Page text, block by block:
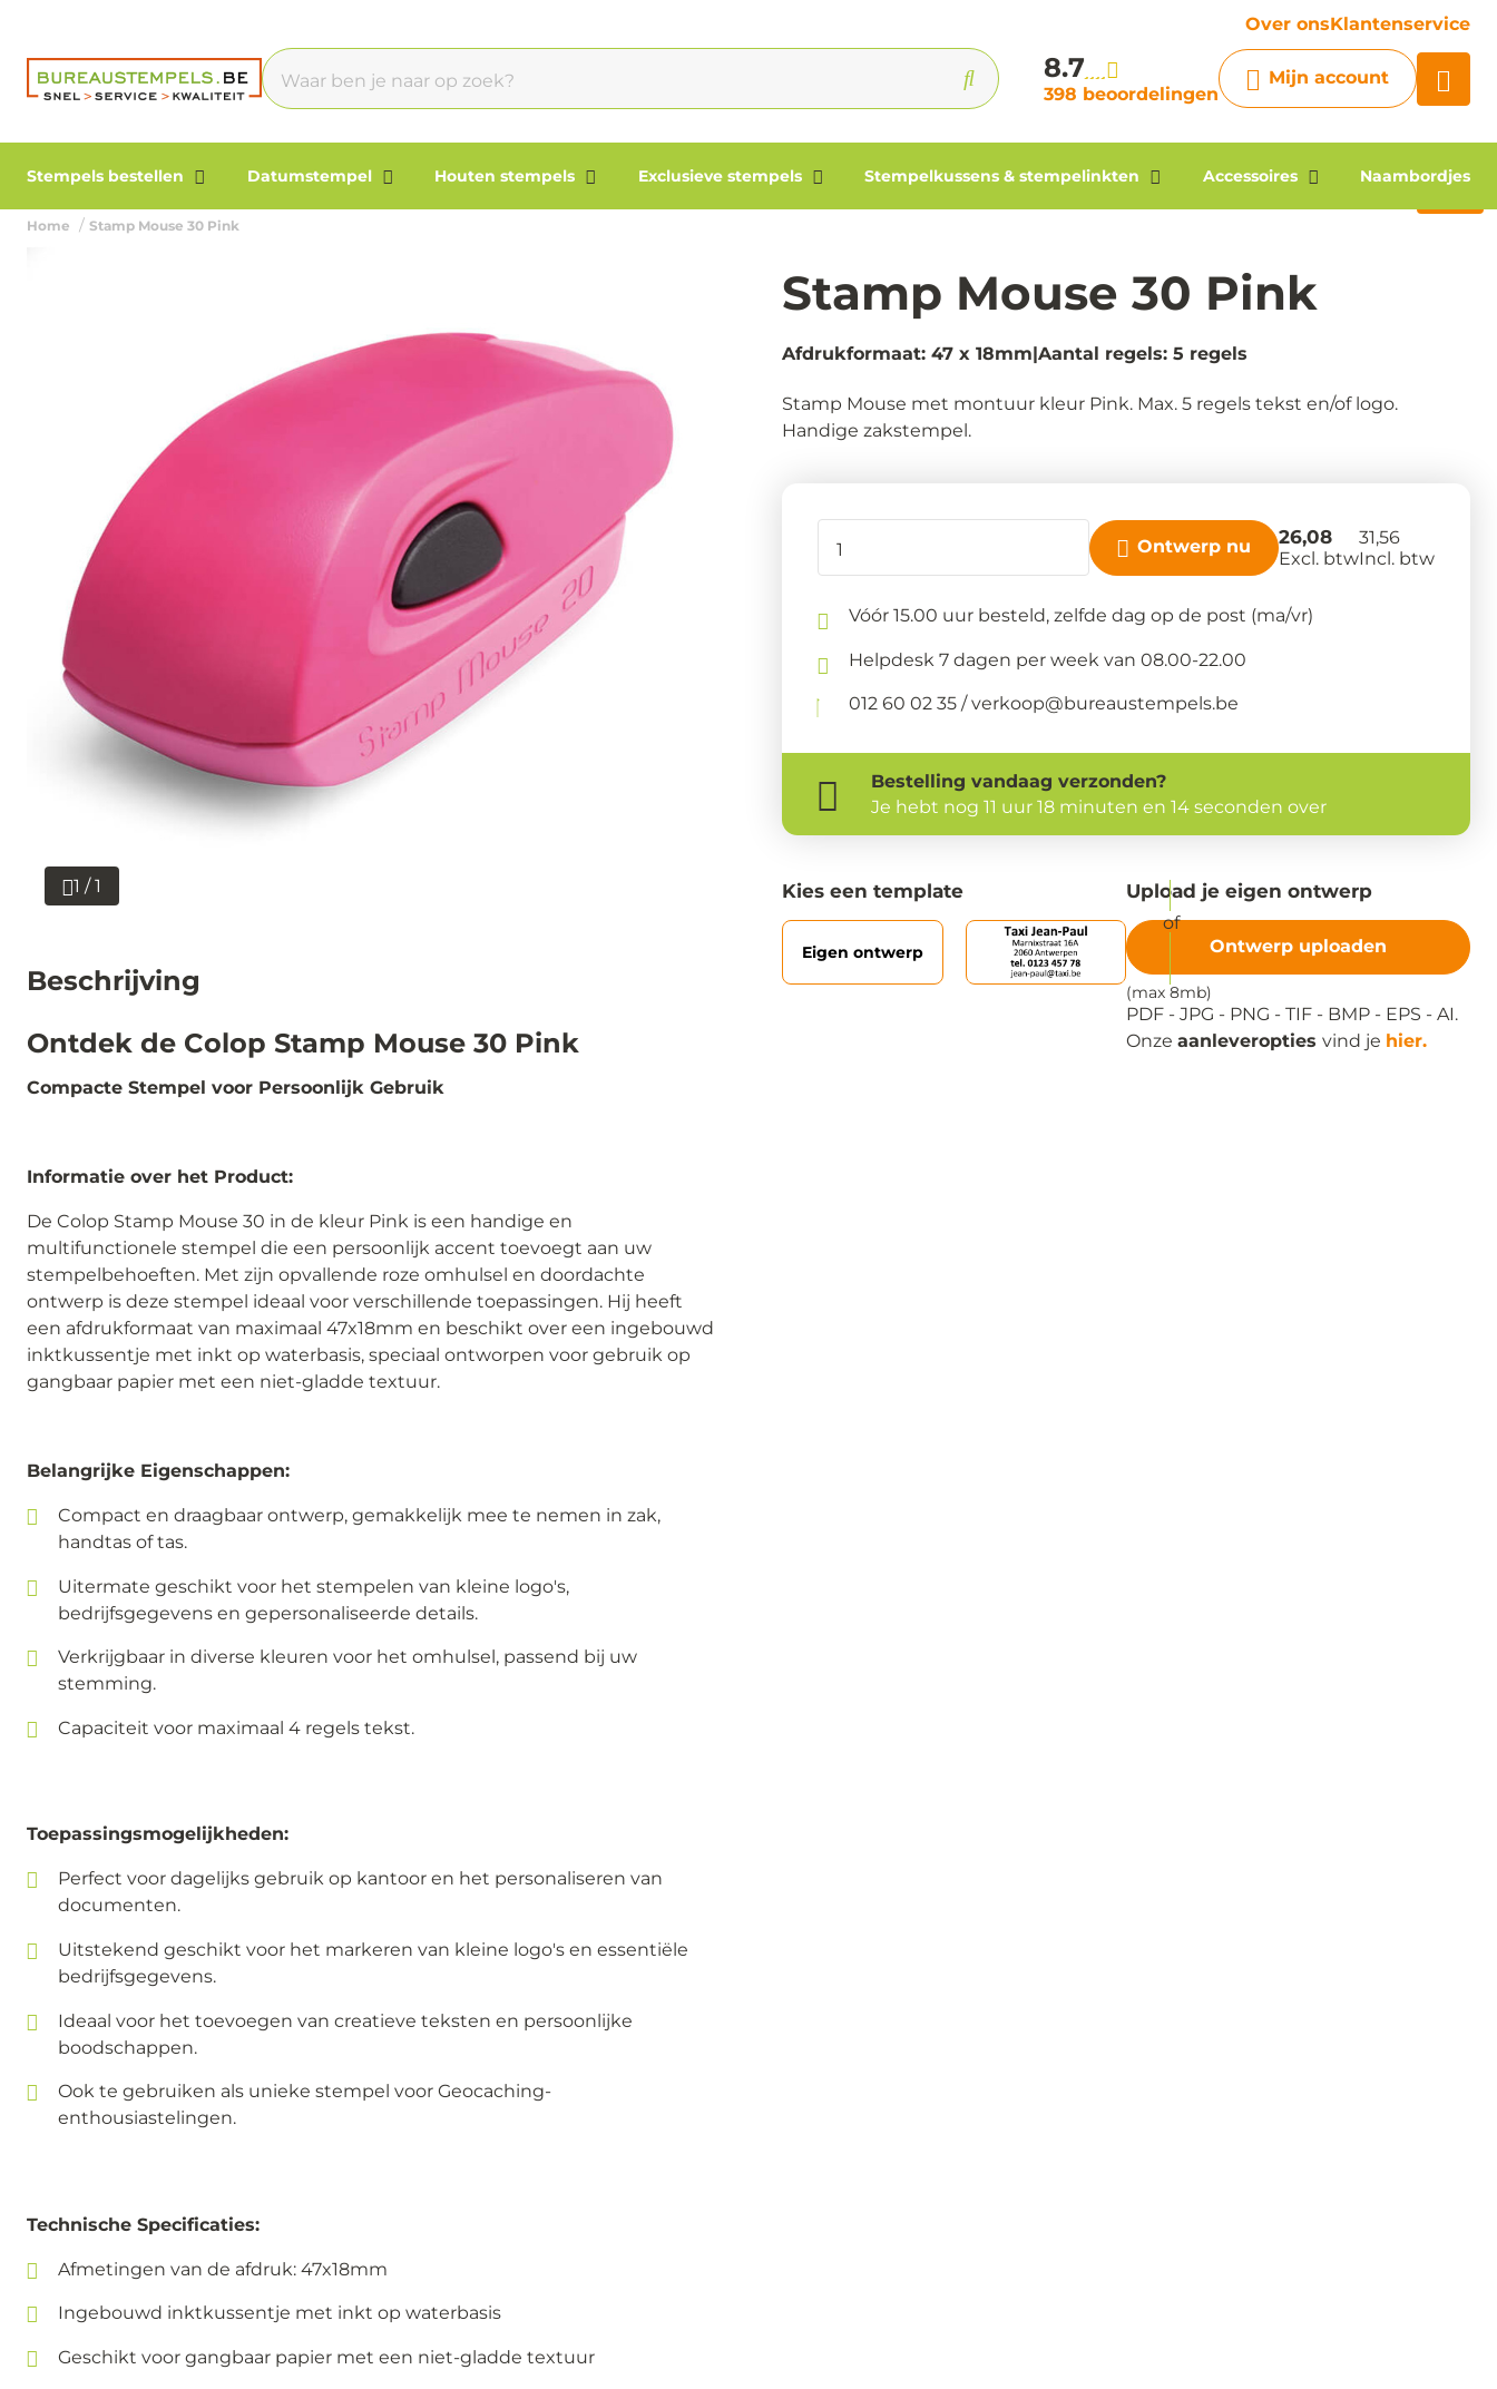
Over onsKlantenservice
8.7
398 beoordelingen
Mijn account
Stempels bestellen Datumstempel Houten stempels Exclusieve stempels Stempelkussens & stempelinkten Accessoires Naambordjes
Chatbot
Chat 24/7 met onze chatbot
Contact
Home Stamp Mouse 30 Pink
1 / 1
Beschrijving
Ontdek de Colop Stamp Mouse 30 Pink
Compacte Stempel voor Persoonlijk Gebruik
Informatie over het Product:
De Colop Stamp Mouse 30 in de kleur Pink is een handige en
multifunctionele stempel die een persoonlijk accent toevoegt aan uw
stempelbehoeften. Met zijn opvallende roze omhulsel en doordachte
ontwerp is deze stempel ideaal voor verschillende toepassingen. Hij heeft
een afdrukformaat van maximaal 47x18mm en beschikt over een ingebouwd
inktkussentje met inkt op waterbasis, speciaal ontworpen voor gebruik op
gangbaar papier met een niet-gladde textuur.
Belangrijke Eigenschappen:
Compact en draagbaar ontwerp, gemakkelijk mee te nemen in zak,
handtas of tas.
Uitermate geschikt voor het stempelen van kleine logo's,
bedrijfsgegevens en gepersonaliseerde details.
Verkrijgbaar in diverse kleuren voor het omhulsel, passend bij uw
stemming.
Capaciteit voor maximaal 4 regels tekst.
Toepassingsmogelijkheden:
Perfect voor dagelijks gebruik op kantoor en het personaliseren van
documenten.
Uitstekend geschikt voor het markeren van kleine logo's en essentiële
bedrijfsgegevens.
Ideaal voor het toevoegen van creatieve teksten en persoonlijke
boodschappen.
Ook te gebruiken als unieke stempel voor Geocaching-
enthousiastelingen.
Technische Specificaties:
Afmetingen van de afdruk: 47x18mm
Ingebouwd inktkussentje met inkt op waterbasis
Geschikt voor gangbaar papier met een niet-gladde textuur
Stamp Mouse 30 Pink
Afdrukformaat: 47 x 18mm
Stamp Mouse met montuur kleur Pink. Max. 5 regels tekst en/of logo.
Handige zakstempel.
Vóór 15.00 uur besteld, zelfde dag op de post (ma/vr)
Helpdesk 7 dagen per week van 08.00-22.00
012 60 02 35 / verkoop@bureaustempels.be
Je hebt nog11 uur 18 minuten en 13 seconden over
Eigen ontwerp
(max 8mb)
PDF - JPG - PNG - TIF - BMP - EPS - AI.
Onze
aanleveropties vind je hier.